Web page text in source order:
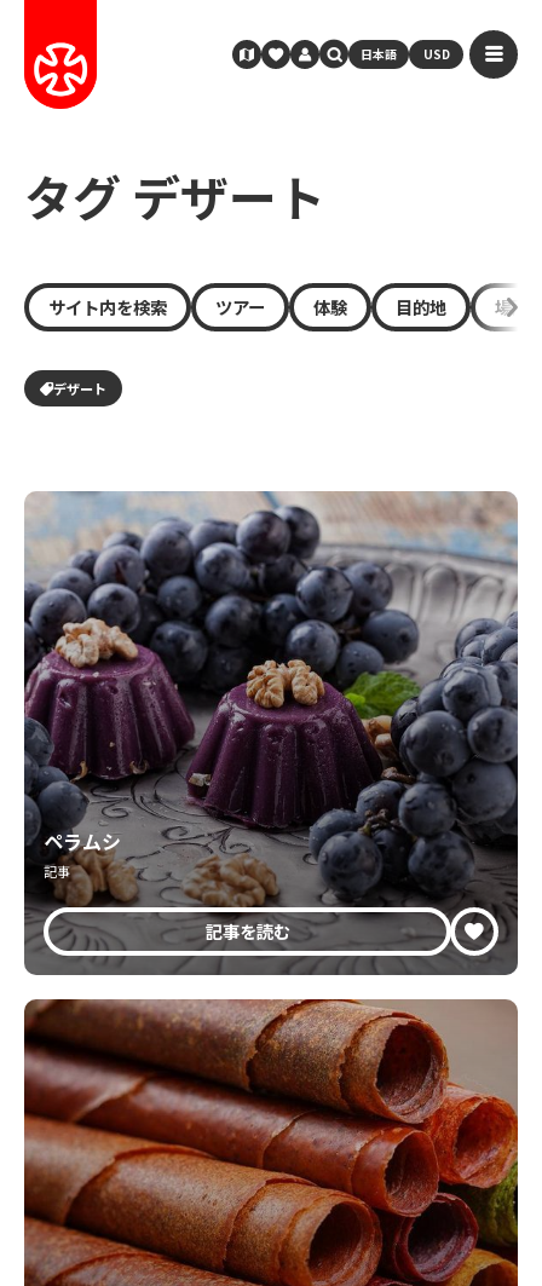
日本語 USD
タグ デザート
サイト内を検索 ツアー 体験 目的地 場所
デザート
ペラムシ
記事
記事を読む